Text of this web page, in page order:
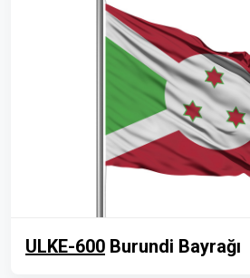
ULKE-600 Burundi Bayrağı